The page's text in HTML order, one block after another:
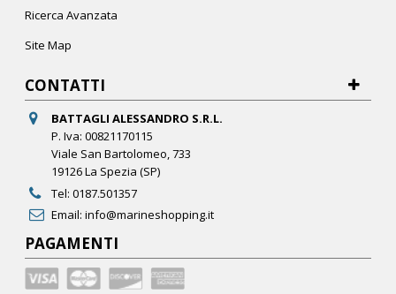
Ricerca Avanzata
Site Map
CONTATTI
BATTAGLI ALESSANDRO S.R.L.
P. Iva: 00821170115
Viale San Bartolomeo, 733
19126 La Spezia (SP)
Tel: 0187.501357
Email: info@marineshopping.it
PAGAMENTI